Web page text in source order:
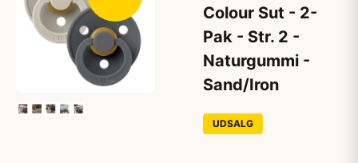
Colour Sut - 2-
Pak - Str. 2 -
Naturgummi -
Sand/Iron
UDSALG